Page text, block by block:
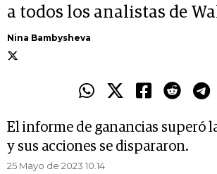
a todos los analistas de
Nina Bambysheva
El informe de ganancias superó
y sus acciones se dispararon.
25 Mayo de 2023 10.14